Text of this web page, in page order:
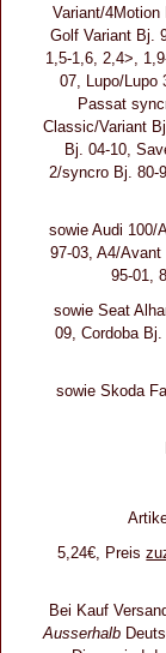
Variant/
Golf Variant Bj.
1,5-1,6, 2,4>,
07, Lupo/Lupo
Passat
Classic/Variant
Bj. 04-10,
2/syncro Bj. 80-
sowie Audi 100/
97-03, A4/
95-01,
sowie Seat
09, Cordoba
sowie Skoda
5,24€, Preis
Bei Kauf
Ausserhalb